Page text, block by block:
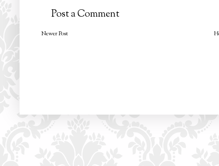
Post a Comment
Newer Post